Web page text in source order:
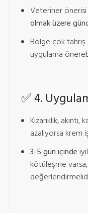
Veteriner
olmak üzere
Bölge çok tahriş
uygulama
✅4.
Kızarıklık,
azalıyorsa krem
3-5 gün içinde
kötüleşme